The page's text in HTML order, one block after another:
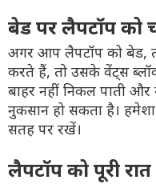
बेड पर लैपटॉप को
अगर आप लैपटॉप को बेड,
करते हैं, तो उसके वेंट्स
बाहर नहीं निकल पाती और
नुकसान हो सकता है।
सतह पर रखें।
लैपटॉप को पूरी